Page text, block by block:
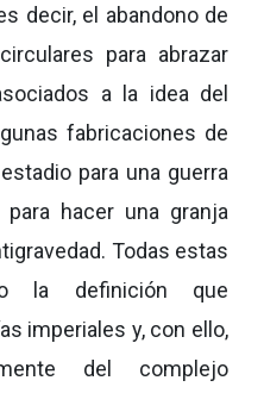
decir, el abandono de
para abrazar
a la idea del
fabricaciones de
para una guerra
hacer una granja
Todas estas
la definición que
imperiales y, con ello,
del complejo